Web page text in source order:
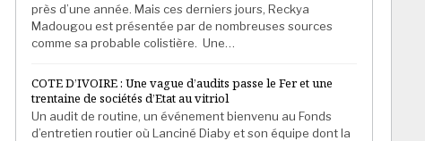
près d’une année. Mais ces derniers jours, Reckya
Madougou est présentée par de nombreuses sources
comme sa probable colistière. Une…
COTE D’IVOIRE : Une vague d’audits passe le Fer et une
trentaine de sociétés d’Etat au vitriol
Un audit de routine, un événement bienvenu au Fonds
d’entretien routier où Lanciné Diaby et son équipe dont la